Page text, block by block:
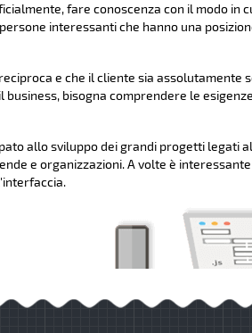
fare conoscenza con il modo in
interessanti che hanno una
e che il cliente sia assolutamente
bisogna comprendere le
allo sviluppo dei grandi progetti legati
e organizzazioni. A volte è